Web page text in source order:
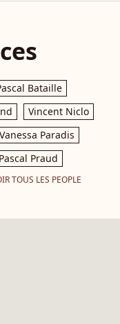
Bataille
Vincent Niclo
Vanessa Paradis
Pascal Praud
TOUS LES PEOPLE